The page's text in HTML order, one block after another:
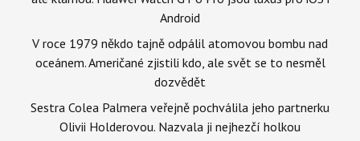
Android
V roce 1979 někdo tajně odpálil atomovou bombu nad
oceánem. Američané zjistili kdo, ale svět se to nesměl
dozvědět
Sestra Colea Palmera veřejně pochválila jeho partnerku
Olivii Holderovou. Nazvala ji nejhezčí holkou